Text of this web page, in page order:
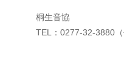
桐生音協
TEL：0277-32-3880（